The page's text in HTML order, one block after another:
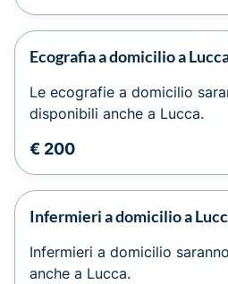
Ecografia a domicilio a
Le ecografie a domicilio
disponibili anche a Lucca.
€ 200
Infermieri a domicilio a
Infermieri a domicilio
anche a Lucca.